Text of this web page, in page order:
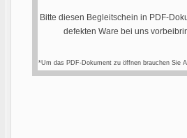
Bitte diesen Begleitschein in PDF-
defekten Ware bei uns
*Um das PDF-Dokument zu öffnen brauchen Sie